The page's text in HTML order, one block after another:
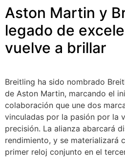
Aston Martin y
legado de
vuelve a brillar
Breitling ha sido nombrado
de Aston Martin, marcando el
colaboración que une dos
vinculadas por la pasión por la
precisión. La alianza abarcará
rendimiento, y se materializará
primer reloj conjunto en el